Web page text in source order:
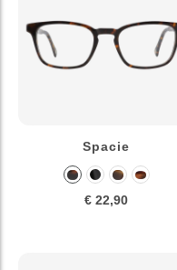
Spacie
€ 22,90